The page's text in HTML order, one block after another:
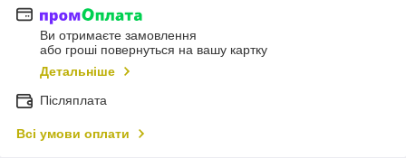
Ви отримаєте замовлення
або гроші повернуться на вашу картку
Детальніше
Післяплата
Всі умови оплати